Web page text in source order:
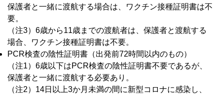
保護者と一緒に渡航する場合は、ワクチン接種証明書は不
要。
（注3）6歳から11歳までの渡航者は、保護者と渡航する
場合、ワクチン接種証明書は不要。
PCR検査の陰性証明書（出発前72時間以内のもの）
（注1）6歳以下はPCR検査の陰性証明書不要であるが、
保護者と一緒に渡航する必要あり。
（注2）14日以上3か月未満の間に新型コロナに感染し、